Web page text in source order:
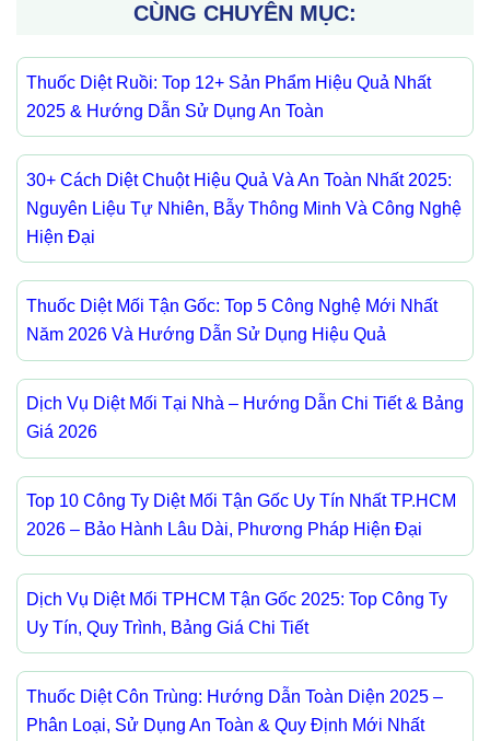
CÙNG CHUYÊN MỤC:
Thuốc Diệt Ruồi: Top 12+ Sản Phẩm Hiệu Quả Nhất
2025 & Hướng Dẫn Sử Dụng An Toàn
30+ Cách Diệt Chuột Hiệu Quả Và An Toàn Nhất 2025:
Nguyên Liệu Tự Nhiên, Bẫy Thông Minh Và Công Nghệ
Hiện Đại
Thuốc Diệt Mối Tận Gốc: Top 5 Công Nghệ Mới Nhất
Năm 2026 Và Hướng Dẫn Sử Dụng Hiệu Quả
Dịch Vụ Diệt Mối Tại Nhà – Hướng Dẫn Chi Tiết & Bảng
Giá 2026
Top 10 Công Ty Diệt Mối Tận Gốc Uy Tín Nhất TP.HCM
2026 – Bảo Hành Lâu Dài, Phương Pháp Hiện Đại
Dịch Vụ Diệt Mối TPHCM Tận Gốc 2025: Top Công Ty
Uy Tín, Quy Trình, Bảng Giá Chi Tiết
Thuốc Diệt Côn Trùng: Hướng Dẫn Toàn Diện 2025 –
Phân Loại, Sử Dụng An Toàn & Quy Định Mới Nhất